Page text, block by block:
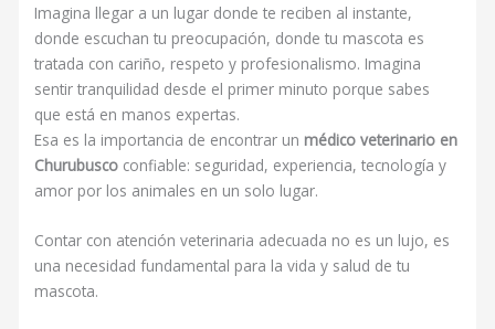
Imagina llegar a un lugar donde te reciben al instante,
donde escuchan tu preocupación, donde tu mascota es
tratada con cariño, respeto y profesionalismo. Imagina
sentir tranquilidad desde el primer minuto porque sabes
que está en manos expertas.
Esa es la importancia de encontrar un médico veterinario en
Churubusco confiable: seguridad, experiencia, tecnología y
amor por los animales en un solo lugar.
Contar con atención veterinaria adecuada no es un lujo, es
una necesidad fundamental para la vida y salud de tu
mascota.